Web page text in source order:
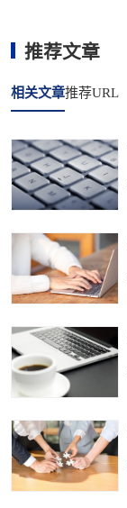
推荐文章
相关文章推荐URL